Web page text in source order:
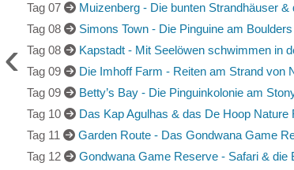
Tag 07
Muizenberg - Die bunten Strandhäuser &
Tag 08
Simons Town - Die Pinguine am
Tag 08
Kapstadt - Mit Seelöwen schwimmen in
Tag 09
Die Imhoff Farm - Reiten am Strand von
Tag 09
Betty’s Bay - Die Pinguinkolonie am
Tag 10
Das Kap Agulhas & das De Hoop Nature
Tag 11
Garden Route - Das Gondwana Game
Tag 12
Gondwana Game Reserve - Safari & die
‹